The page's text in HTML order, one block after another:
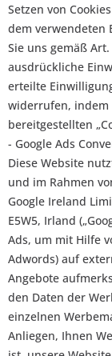
Setzen von
dem verwendeten
Sie uns gemäß
ausdrückliche
erteilte
widerrufen, indem
bereitgestellten
- Google Ads
Diese Website
und im Rahmen
Google Ireland
E5W5, Irland
Ads, um mit Hilfe
Adwords) auf
Angebote
den Daten der
einzelnen
Anliegen, Ihnen